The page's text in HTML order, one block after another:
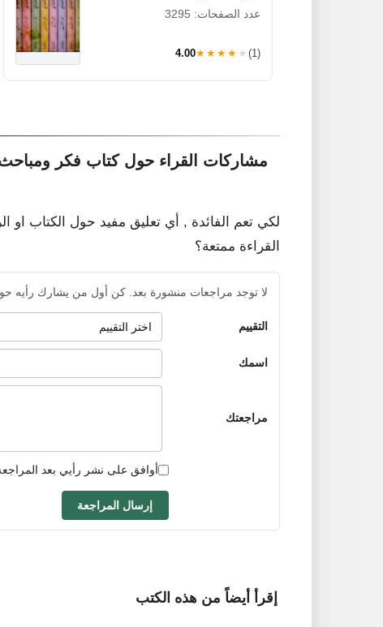
عدد الصفحات: 3295
4.00★★★★★ (1)
مشاركات القراء حول كتاب فكر
لكي تعم الفائدة , أي تعليق مفيد حول الكتاب
القراءة ممتعة؟
لا توجد مراجعات منشورة بعد. كن أول من يشارك رأيه
التقييم
اسمك
مراجعتك
أوافق على نشر رأيي بعد
إرسال المراجعة
إقرأ أيضاً من هذه الكتب